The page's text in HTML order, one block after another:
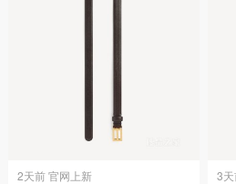
2天前 官网上新 3